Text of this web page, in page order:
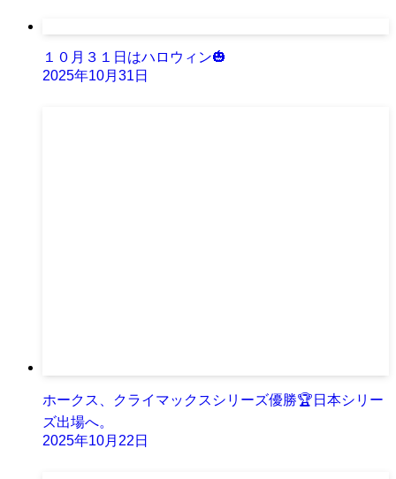
１０月３１日はハロウィン🎃
2025年10月31日
ホークス、クライマックスシリーズ優勝🏆日本シリー
ズ出場へ。
2025年10月22日